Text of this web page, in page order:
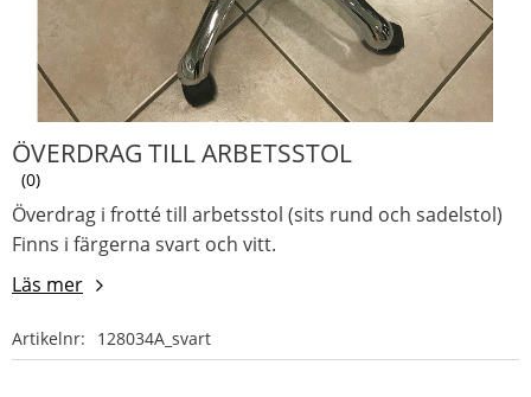
ÖVERDRAG TILL ARBETSSTOL
0
Överdrag i frotté till arbetsstol (sits rund och sadelstol)
Finns i färgerna svart och vitt.
Läs mer
Artikelnr 128034A_svart